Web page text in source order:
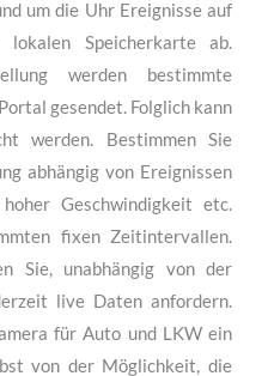
um die Uhr Ereignisse auf
Speicherkarte ab.
werden bestimmte
gesendet. Folglich kann
werden. Bestimmen Sie
abhängig von Ereignissen
Geschwindigkeit etc.
fixen Zeitintervallen.
Sie, unabhängig von der
live Daten anfordern.
für Auto und LKW ein